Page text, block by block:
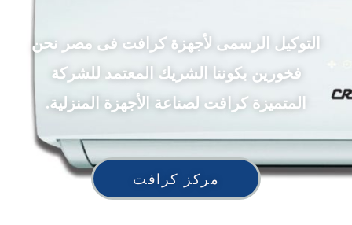
التوكيل الرسمى لأجهزة كرافت فى مصر نحن
فخورين بكوننا الشريك المعتمد للشركة
المتميزة كرافت لصناعة الأجهزة المنزلية.
مركز كرافت